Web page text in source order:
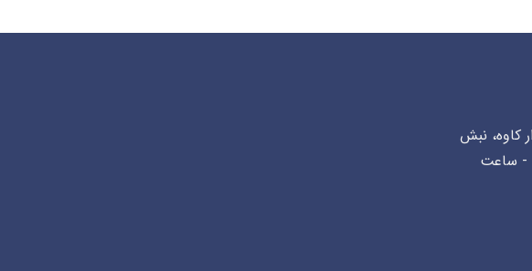
کاوه، نبش
طبقه سوم - ساعت